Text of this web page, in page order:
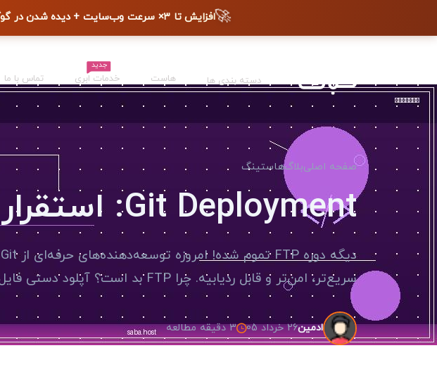
🚀افزایش تا ۳× سرعت وب‌سایت + دیده شدن در گوگل
دسته بندی ها هاست
جدید
خدمات ابری تماس با ما
صفحه اصلیبلاگهاستینگ
Git Deployment: استقرار خودکار کد با گیت
سریع‌تر، امن‌تر و قابل ردیابیه. چرا FTP بد است؟ آپلود دستی فایل با FTP مشکلات زیادی داره: - ممکن...
ادمین26 خرداد 05 3 دقیقه مطالعه